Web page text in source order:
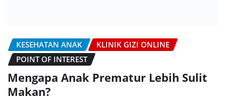
KESEHATAN ANAK
KLINIK GIZI ONLINE
POINT OF INTEREST
Mengapa Anak Prematur Lebih Sulit
Makan?